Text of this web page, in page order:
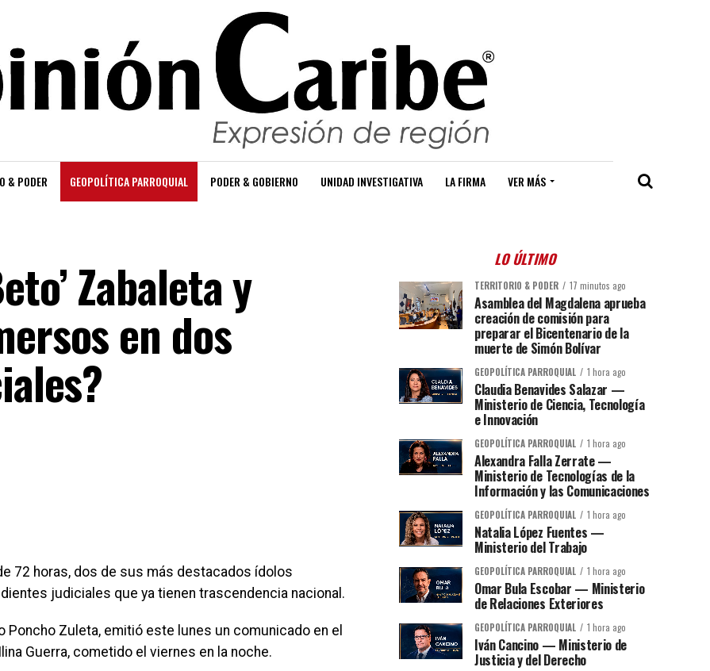
& PODER GEOPOLÍTICA PARROQUIAL PODER & GOBIERNO UNIDAD INVESTIGATIVA LA FIRMA VER MÁS
Zabaleta y
en dos
72 horas, dos de sus más destacados ídolos
judiciales que ya tienen trascendencia nacional.
Zuleta, emitió este lunes un comunicado en el
Guerra, cometido el viernes en la noche.
LO ÚLTIMO
TERRITORIO & PODER 17 minutos ago
Asamblea del Magdalena aprueba
creación de comisión para
preparar el Bicentenario de la
muerte de Simón Bolívar
GEOPOLÍTICA PARROQUIAL 1 hora ago
Claudia Benavides Salazar —
Ministerio de Ciencia, Tecnología
e Innovación
GEOPOLÍTICA PARROQUIAL 1 hora ago
Alexandra Falla Zerrate —
Ministerio de Tecnologías de la
Información y las Comunicaciones
GEOPOLÍTICA PARROQUIAL 1 hora ago
Natalia López Fuentes —
Ministerio del Trabajo
GEOPOLÍTICA PARROQUIAL 1 hora ago
Omar Bula Escobar — Ministerio
de Relaciones Exteriores
GEOPOLÍTICA PARROQUIAL 1 hora ago
Iván Cancino — Ministerio de
Justicia y del Derecho